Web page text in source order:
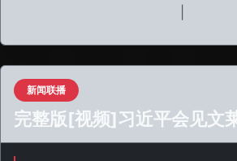
新闻联播
完整版[视频]习近平会见文